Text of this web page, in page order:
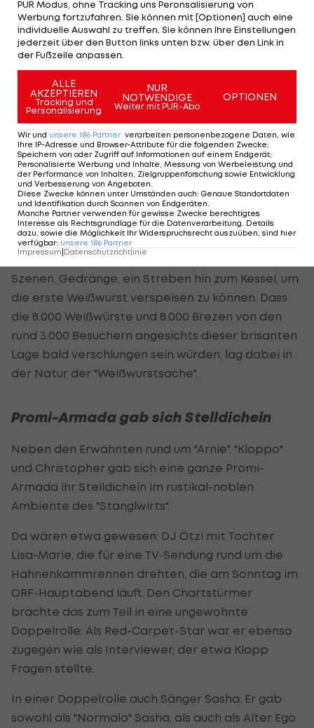
einem Ritual am Kessel: Man trank aus einem
großen Bierglas.
Nach Fanfaren und Glockengeläut gab
es kein Halten mehr
Im Anschluss übernahm wieder Hausherr Hauser:
"Wir lassen es tuschen, weil's wurscht ist", sagte er
die alles entscheidenden Worte, die zusammen
mit dem traditionellen Glockengeläute und den
Fanfaren endgültig alle Dämme brechen ließen.
Der Weißwurstkessel wurde zum Hexenkessel und
drohte förmlich überzulaufen. Tumultartige
Szenen, Gedränge, ein Streben hin zum Kessel, um
die erste Weißwurst verspeisen zu können. Dass
die 8.000 Weißwürste und 8.000 Brezen von den
rund 3.000 Besuchern angesichts dieser brisanten
Lage bald verschlungen sein würden, lag dabei in
der Natur der "Weißwurstsache".
Promi-Armada gab sich Stelldichein
Neben den Erwähnten rund um "Arnie", "Kloppo"
und Christopher gab sich eine ganze Promi-
Armada ihr Stelldichein im rustikal-noblen
Ambiente des "Stanglwirts".
Da wären etwa gewesen: DJ Ötzi mit Tochter
Lisa-Marie, die für eine TV-Sendung rund um die
Hahnenkammrennen drehten, die am Sonntag im
ORF-Hauptabend läuft. Den Chartstürmer
brachte das zum Teil in eine ungewohnte
Doppelrolle: Als Red-Carpet-Star war er ebenso
zugegen wie als Interviewer, der etwa Klopp
Fragen stellte.
In einer Doppelrolle auch Sänger Sasha: Er gab
sowohl als "Normalo" Sasha, als auch als Alter Ego
PUR Modus, ohne Tracking uns Peronsalisierung von
Werbung fortzufahren. Sie können mit [Optionen] auch eine
individuelle Auswahl zu treffen. Sie können Ihre Einstellungen
jederzeit über den Button links unten bzw. über den Link in
der Fußzeile anpassen.
ALLE
AKZEPTIEREN
Tracking und
Personalisierung
NUR
NOTWENDIGE
Weiter mit PUR-Abo
OPTIONEN
Wir und unsere 186 Partner verarbeiten personenbezogene Daten, wie
Ihre IP-Adresse und Browser-Attribute für die folgenden Zwecke:
Speichern von oder Zugriff auf Informationen auf einem Endgerät;
Personalisierte Werbung und Inhalte, Messung von Werbeleistung und
der Performance von Inhalten, Zielgruppenforschung sowie Entwicklung
und Verbesserung von Angeboten.
Diese Zwecke können unter Umständen auch: Genaue Standortdaten
und Identifikation durch Scannen von Endgeräten.
Manche Partner verwenden für gewisse Zwecke berechtigtes
Interesse als Rechtsgrundlage für die Datenverarbeitung. Details
dazu, sowie die Möglichkeit Ihr Widerspruchsrecht auszuüben, sind hier
verfügbar: unsere 186 Partner
Impressum Datenschutzrichtlinie